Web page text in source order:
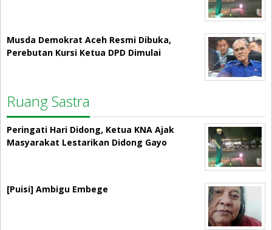
Musda Demokrat Aceh Resmi Dibuka,
Perebutan Kursi Ketua DPD Dimulai
Ruang Sastra
Peringati Hari Didong, Ketua KNA Ajak
Masyarakat Lestarikan Didong Gayo
[Puisi] Ambigu Embege